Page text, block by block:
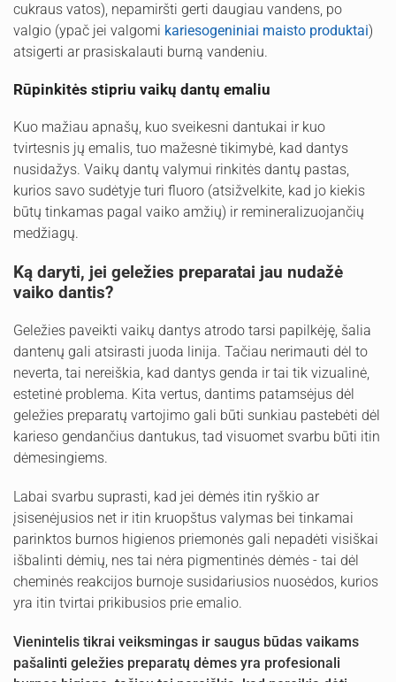
cukraus vatos), nepamiršti gerti daugiau vandens, po
valgio (ypač jei valgomi kariesogeniniai maisto produktai)
atsigerti ar prasiskalauti burną vandeniu.
Rūpinkitės stipriu vaikų dantų emaliu
Kuo mažiau apnašų, kuo sveikesni dantukai ir kuo
tvirtesnis jų emalis, tuo mažesnė tikimybė, kad dantys
nusidažys. Vaikų dantų valymui rinkitės dantų pastas,
kurios savo sudėtyje turi fluoro (atsižvelkite, kad jo kiekis
būtų tinkamas pagal vaiko amžių) ir remineralizuojančių
medžiagų.
Ką daryti, jei geležies preparatai jau nudažė
vaiko dantis?
Geležies paveikti vaikų dantys atrodo tarsi papilkėję, šalia
dantenų gali atsirasti juoda linija. Tačiau nerimauti dėl to
neverta, tai nereiškia, kad dantys genda ir tai tik vizualinė,
estetinė problema. Kita vertus, dantims patamsėjus dėl
geležies preparatų vartojimo gali būti sunkiau pastebėti dėl
karieso gendančius dantukus, tad visuomet svarbu būti itin
dėmesingiems.
Labai svarbu suprasti, kad jei dėmės itin ryškio ar
įsisenėjusios net ir itin kruopštus valymas bei tinkamai
parinktos burnos higienos priemonės gali nepadėti visiškai
išbalinti dėmių, nes tai nėra pigmentinės dėmės - tai dėl
cheminės reakcijos burnoje susidariusios nuosėdos, kurios
yra itin tvirtai prikibusios prie emalio.
Vienintelis tikrai veiksmingas ir saugus būdas vaikams
pašalinti geležies preparatų dėmes yra profesionali